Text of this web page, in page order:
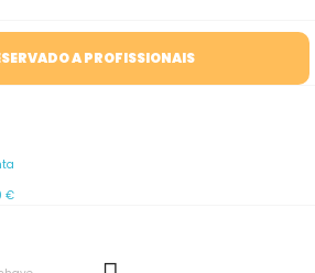
A PROFISSIONAIS
€